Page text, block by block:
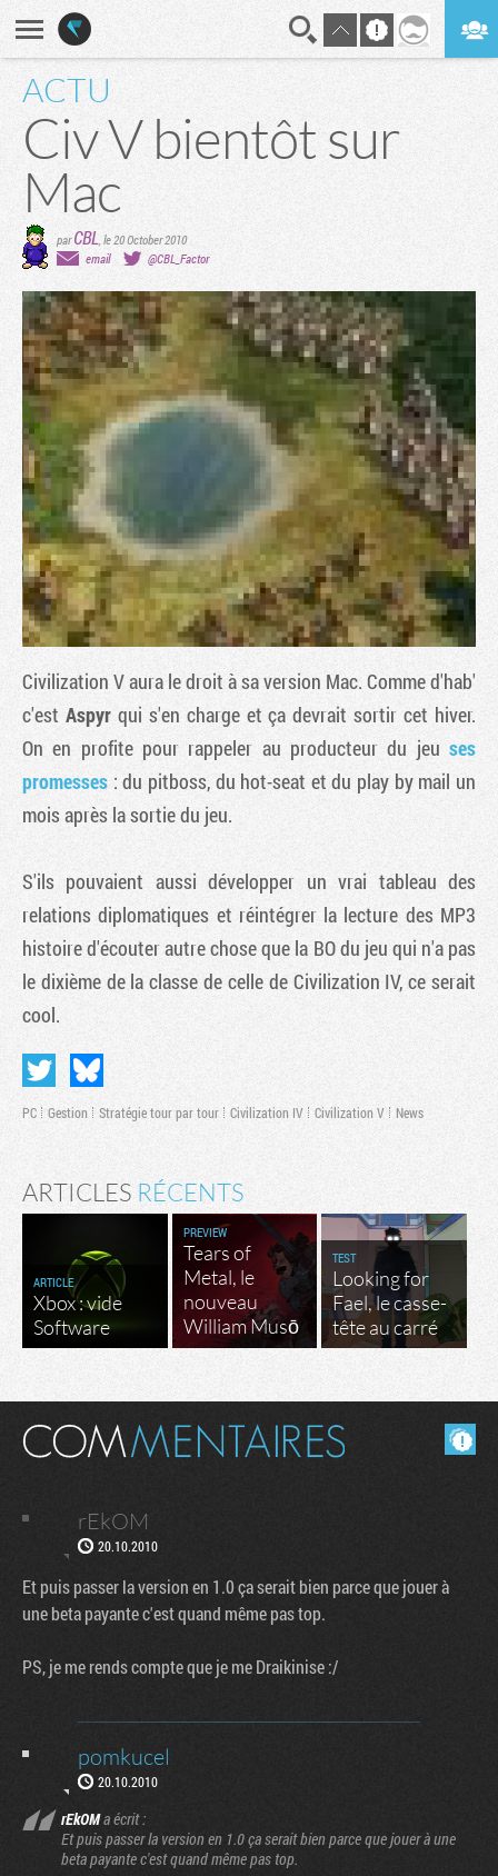
ACTU
Civ V bientôt sur
Mac
parCBL le 20 October 2010
email
@CBL_Factor
Civilization Vaura le droit à sa version Mac. Comme d'hab'
c'est Aspyrqui s'en charge et ça devrait sortir cet hiver.
On en profite pour rappeler au producteur du jeu ses
promesses : du pitboss, du hot-seat et du play by mail un
mois après la sortie du jeu.
S'ils pouvaient aussi développer un vrai tableau des
relations diplomatiques et réintégrer la lecture des MP3
histoire d'écouter autre chose que la BO du jeu qui n'a pas
le dixième de la classe de celle de Civilization IV, ce serait
cool.
PC Gestion Stratégie tour par tour Civilization IV Civilization V News
ARTICLES RÉCENTS
ARTICLE
Xbox : vide
Software
PREVIEW
Tears of
Metal, le
nouveau
William Musō
TEST
Looking for
Fael, le casse-
tête au carré
Masquer les commentaires lus.
rEkOM
20.10.2010
Et puis passer la version en 1.0 ça serait bien parce que jouer à
une beta payante c'est quand même pas top.
PS, je me rends compte que je me Draikinise :/
pomkucel
20.10.2010
rEkOMa écrit :
Et puis passer la version en 1.0 ça serait bien parce que jouer à une
beta payante c'est quand même pas top.